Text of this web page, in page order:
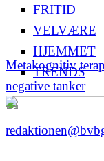
Metakognitiv
negative tanker
FRITID
VELVÆRE
HJEMMET
TRENDS